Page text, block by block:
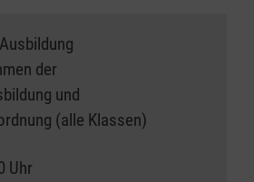
der
und
(alle Klassen)
Uhr